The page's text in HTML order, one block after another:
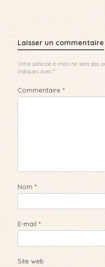
Laisser un commentaire
Votre adresse e-mail ne sera pas
indiqués avec *
Commentaire *
Nom *
E-mail *
Site web